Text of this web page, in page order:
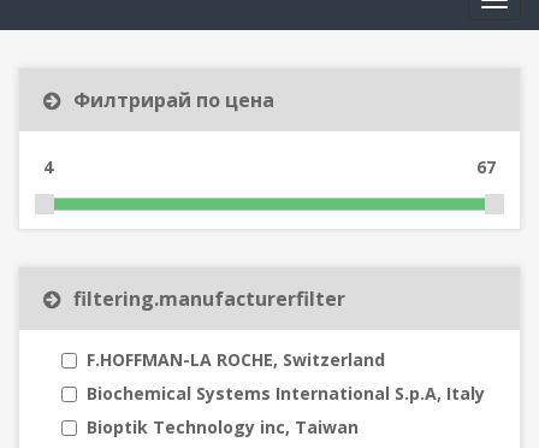
Филтрирай по цена
4 67
filtering.manufacturerfilter
F.HOFFMAN-LA ROCHE, Switzerland
Biochemical Systems International S.p.A, Italy
Bioptik Technology inc, Taiwan